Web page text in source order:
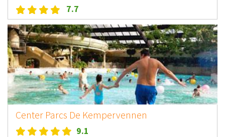
7.7
Center Parcs De Kempervennen
9.1